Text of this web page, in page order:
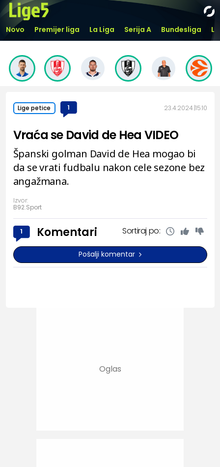
Novo Premijer liga La Liga Serija A Bundesliga
Lige petice 1 23.4.2024. 15:10
Vraća se David de Hea VIDEO
Španski golman David de Hea mogao bi
da se vrati fudbalu nakon cele sezone bez
angažmana.
Izvor:
B92.Sport
1 Komentari Sortiraj po:
Pošalji komentar